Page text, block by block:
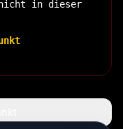
in dieser